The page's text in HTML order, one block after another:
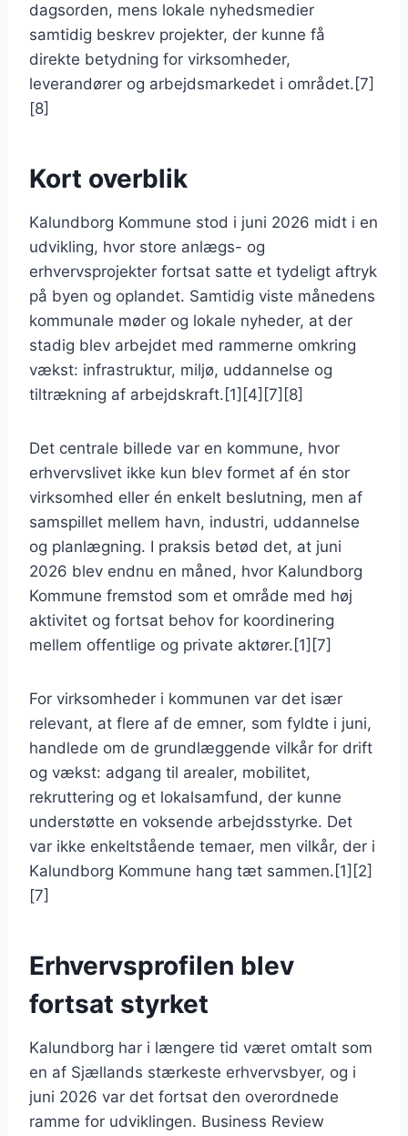
dagsorden, mens lokale nyhedsmedier
samtidig beskrev projekter, der kunne få
direkte betydning for virksomheder,
leverandører og arbejdsmarkedet i området.[7]
[8]
Kort overblik
Kalundborg Kommune stod i juni 2026 midt i en
udvikling, hvor store anlægs- og
erhvervsprojekter fortsat satte et tydeligt aftryk
på byen og oplandet. Samtidig viste månedens
kommunale møder og lokale nyheder, at der
stadig blev arbejdet med rammerne omkring
vækst: infrastruktur, miljø, uddannelse og
tiltrækning af arbejdskraft.[1][4][7][8]
Det centrale billede var en kommune, hvor
erhvervslivet ikke kun blev formet af én stor
virksomhed eller én enkelt beslutning, men af
samspillet mellem havn, industri, uddannelse
og planlægning. I praksis betød det, at juni
2026 blev endnu en måned, hvor Kalundborg
Kommune fremstod som et område med høj
aktivitet og fortsat behov for koordinering
mellem offentlige og private aktører.[1][7]
For virksomheder i kommunen var det især
relevant, at flere af de emner, som fyldte i juni,
handlede om de grundlæggende vilkår for drift
og vækst: adgang til arealer, mobilitet,
rekruttering og et lokalsamfund, der kunne
understøtte en voksende arbejdsstyrke. Det
var ikke enkeltstående temaer, men vilkår, der i
Kalundborg Kommune hang tæt sammen.[1][2]
[7]
Erhvervsprofilen blev
fortsat styrket
Kalundborg har i længere tid været omtalt som
en af Sjællands stærkeste erhvervsbyer, og i
juni 2026 var det fortsat den overordnede
ramme for udviklingen. Business Review